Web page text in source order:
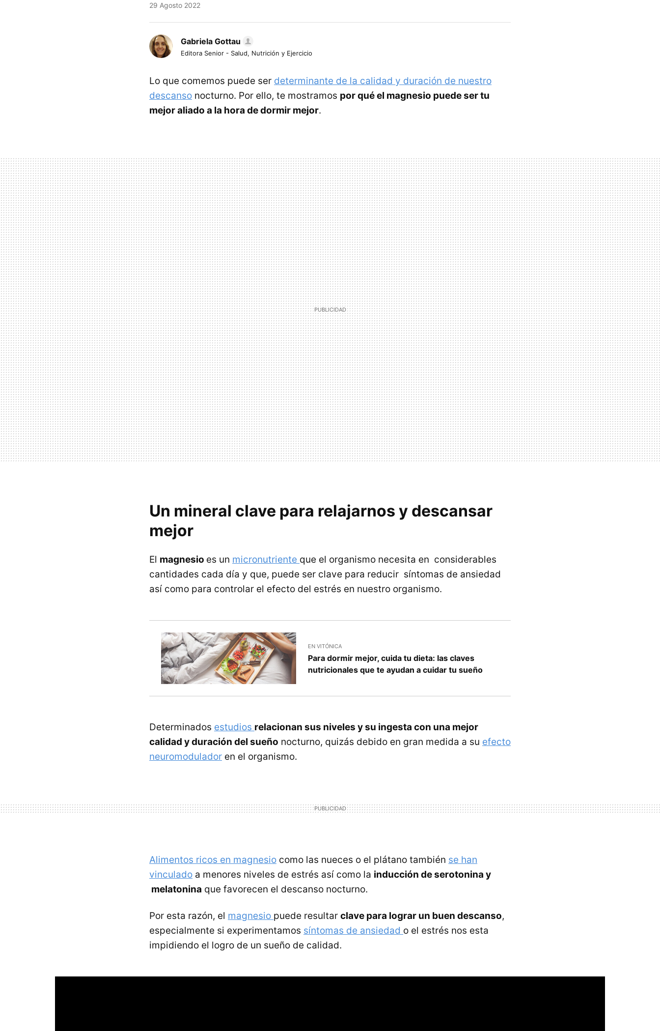
29 Agosto 2022
Gabriela Gottau
Editora Senior - Salud, Nutrición y Ejercicio
Lo que comemos puede ser determinante de la calidad y duración de nuestro
descanso nocturno. Por ello, te mostramos por qué el magnesio puede ser tu
mejor aliado a la hora de dormir mejor.
Un mineral clave para relajarnos y descansar
mejor
El magnesio es un micronutriente que el organismo necesita en considerables
cantidades cada día y que, puede ser clave para reducir síntomas de ansiedad
así como para controlar el efecto del estrés en nuestro organismo.
EN VITÓNICA
Para dormir mejor, cuida tu dieta: las claves
nutricionales que te ayudan a cuidar tu sueño
Determinados estudios relacionan sus niveles y su ingesta con una mejor
calidad y duración del sueño nocturno, quizás debido en gran medida a su efecto
neuromodulador en el organismo.
Alimentos ricos en magnesio como las nueces o el plátano también se han
vinculado a menores niveles de estrés así como la inducción de serotonina y
melatonina que favorecen el descanso nocturno.
Por esta razón, el magnesio puede resultar clave para lograr un buen descanso,
especialmente si experimentamos síntomas de ansiedad o el estrés nos esta
impidiendo el logro de un sueño de calidad.